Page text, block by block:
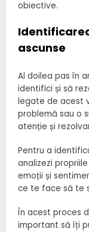
obiective.
ascunse
Al doilea pas în
identifici și să
legate de acest
problemă sau o
atenție și
Pentru a
analizezi
emoții și
ce te face să te
În acest proces
important să îți